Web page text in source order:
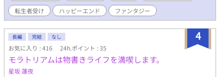
転生者受け
ハッピーエンド ファンタジー
4
長編 完結 なし
お気に入り : 416 24h.ポイント : 35
モラトリアムは物書きライフを満喫します。
星坂 蓮夜